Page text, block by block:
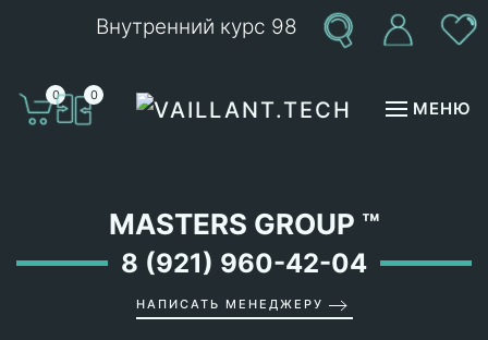
Внутренний курс 98
0 0
МЕНЮ
MASTERS GROUP ™
8 (921) 960-42-04
НАПИСАТЬ МЕНЕДЖЕРУ